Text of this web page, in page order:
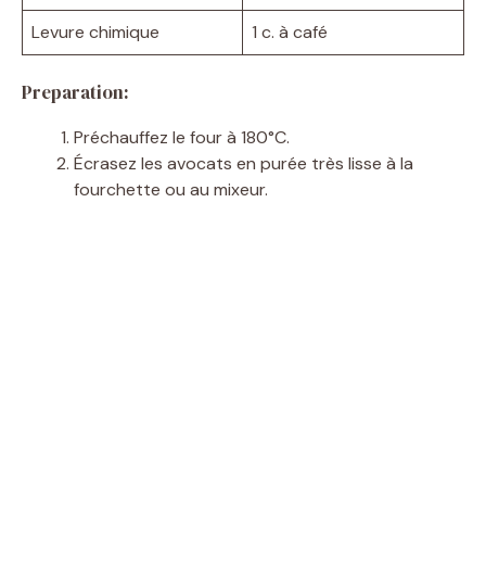
Levure chimique
1 c. à café
Preparation:
Préchauffez le four à 180°C.
Écrasez les avocats en purée très lisse à la
fourchette ou au mixeur.